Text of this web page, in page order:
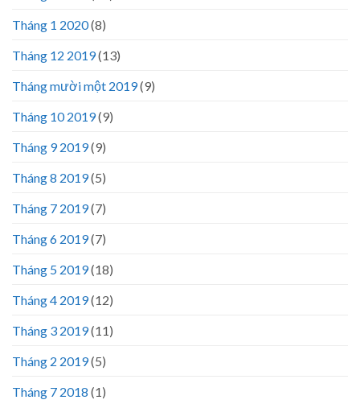
Tháng 1 2020(8)
Tháng 12 2019(13)
Tháng mười một 2019(9)
Tháng 10 2019(9)
Tháng 9 2019(9)
Tháng 8 2019(5)
Tháng 7 2019(7)
Tháng 6 2019(7)
Tháng 5 2019(18)
Tháng 4 2019(12)
Tháng 3 2019(11)
Tháng 2 2019(5)
Tháng 7 2018 (1)